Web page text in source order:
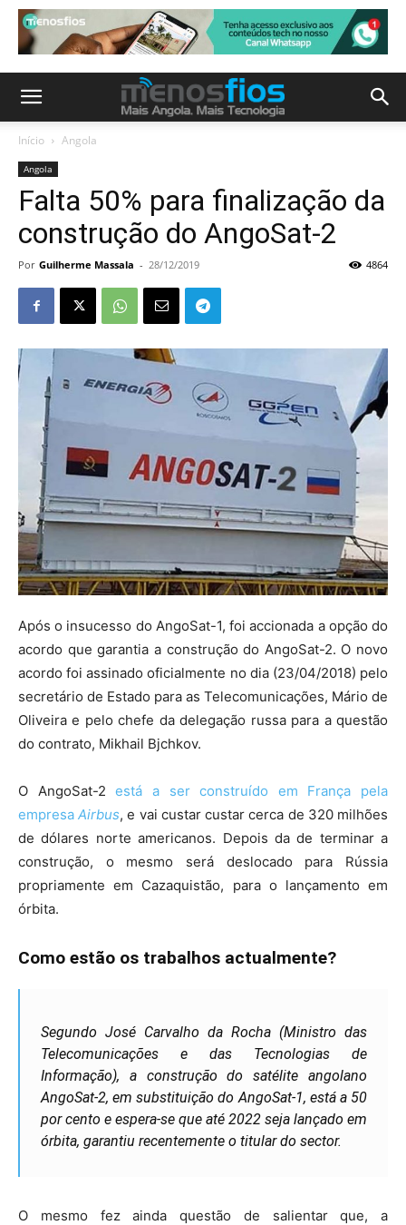
Início Angola
Angola
Falta 50% para finalização da
construção do AngoSat-2
Por Guilherme Massala - 28/12/2019 4864
Após o insucesso do AngoSat-1, foi accionada a opção do
acordo que garantia a construção do AngoSat-2. O novo
acordo foi assinado oficialmente no dia (23/04/2018) pelo
secretário de Estado para as Telecomunicações, Mário de
Oliveira e pelo chefe da delegação russa para a questão
do contrato, Mikhail Bjchkov.
O AngoSat-2está a ser construído em França pela
empresaAirbus, e vai custar custar cerca de 320 milhões
de dólares norte americanos. Depois da de terminar a
construção, o mesmo será deslocado para Rússia
propriamente em Cazaquistão, para o lançamento em
órbita.
Como estão os trabalhos actualmente?
Segundo José Carvalho da Rocha (Ministro das
Telecomunicações e das Tecnologias de
Informação), a construção do satélite angolano
AngoSat-2, em substituição do AngoSat-1, está a 50
por cento e espera-se que até 2022 seja lançado em
órbita, garantiu recentemente o titular do sector.
O mesmo fez ainda questão de salientar que, a